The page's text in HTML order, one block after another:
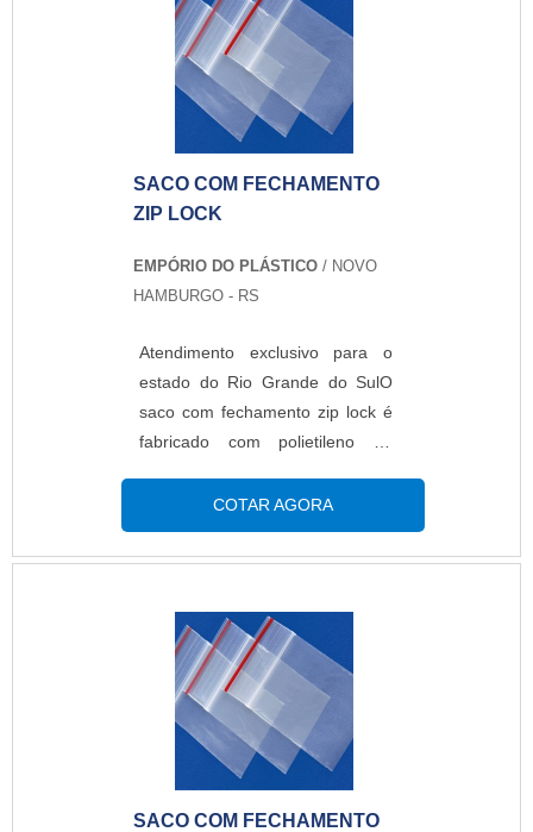
opção pra quem precisa
personalizar a embalagem,
porém em baixa escala de
produção. A personalização é
realizada através de etiquetas
SACO COM FECHAMENTO
ZIP LOCK
EMPÓRIO DO PLÁSTICO / NOVO
HAMBURGO - RS
Atendimento exclusivo para o
estado do Rio Grande do SulO
saco com fechamento zip lock é
fabricado com polietileno de
ser confeccionado de impressos
ou lisos, transparentes ou
pigmentados em até 6 cores.O
muito tempo na indústria, pois
poucas embalagens protegem
tanto um produto como o zip.
Simples e altamente moderno, o
saco possui um sistema de
fechamento incrível que atrai
COTAR AGORA
SACO COM FECHAMENTO